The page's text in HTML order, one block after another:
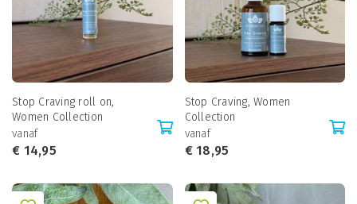
Stop Craving roll on,
Women Collection
vanaf
€ 14,95
Stop Craving, Women
Collection
vanaf
€18,95